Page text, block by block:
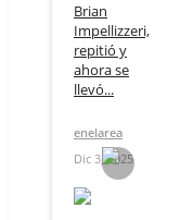
Brian
Impellizzeri,
repitió y
ahora se
llevó...
enelarea
Dic 3, 2025